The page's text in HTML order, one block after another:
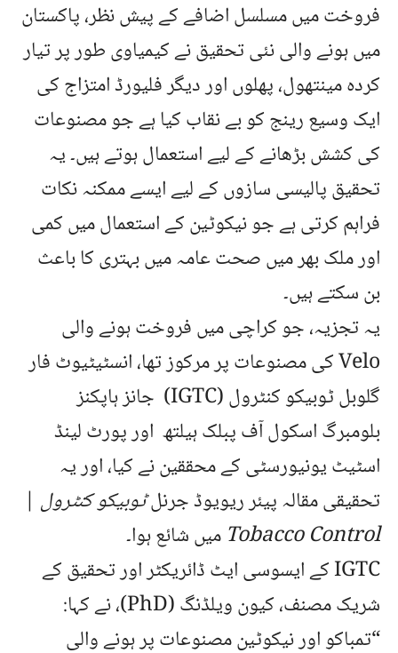
فروخت میں مسلسل اضافے کے پیش نظر، پاکستان
میں ہونے والی نئی تحقیق نے کیمیاوی طور پر تیار
کردہ مینتھول، پھلوں اور دیگر فلیورڈ امتزاج کی
ایک وسیع رینج کو بے نقاب کیا ہے جو مصنوعات
کی کشش بڑھانے کے لیے استعمال ہوتے ہیں۔ یہ
تحقیق پالیسی سازوں کے لیے ایسے ممکنہ نکات
فراہم کرتی ہے جو نیکوٹین کے استعمال میں کمی
اور ملک بھر میں صحت عامہ میں بہتری کا باعث
بن سکتے ہیں۔
یہ تجزیہ، جو کراچی میں فروخت ہونے والی
Velo کی مصنوعات پر مرکوز تھا، انسٹیٹیوٹ فار
گلوبل ٹوبیکو کنٹرول (IGTC) جانز ہاپکنز
بلومبرگ اسکول آف پبلک ہیلتھ اور پورٹ لینڈ
اسٹیٹ یونیورسٹی کے محققین نے کیا، اور یہ
تحقیقی مقالہ پیئر ریویوڈ جرنلٹوبیکو کنٹرول |
Tobacco Control میں شائع ہوا۔
IGTC کے ایسوسی ایٹ ڈائریکٹر اور تحقیق کے
شریک مصنف، کیون ویلڈنگ (PhD)، نے کہا:
“تمباکو اور نیکوٹین مصنوعات پر ہونے والی